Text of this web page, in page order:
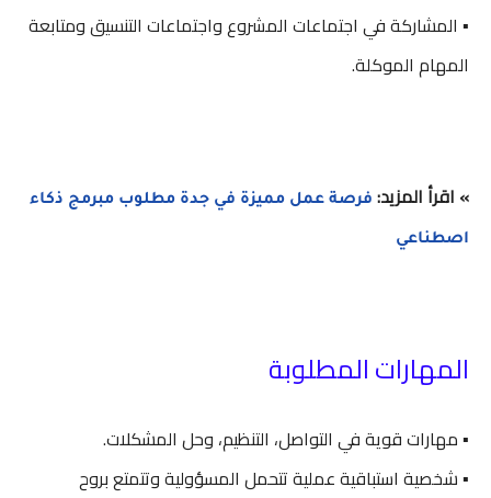
▪️ المشاركة في اجتماعات المشروع واجتماعات التنسيق ومتابعة
المهام الموكلة.
» اقرأ المزيد: فرصة عمل مميزة في جدة مطلوب مبرمج ذكاء
اصطناعي
المهارات المطلوبة
▪️ مهارات قوية في التواصل، التنظيم، وحل المشكلات.
▪️ شخصية استباقية عملية تتحمل المسؤولية وتتمتع بروح